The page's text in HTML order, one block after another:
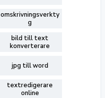
omskrivningsverkty
g
bild till text
konverterare
jpg till word
textredigerare
online